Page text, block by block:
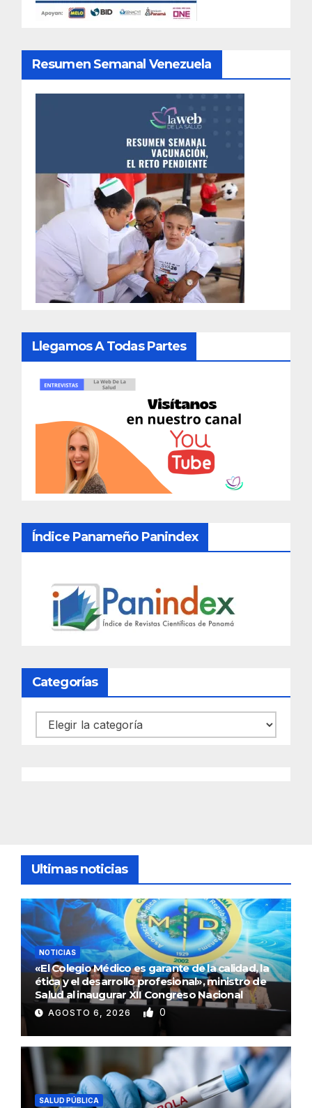
Resumen Semanal Venezuela
Llegamos A Todas Partes
Índice Panameño Panindex
Categorías
Categorías
Ultimas noticias
NOTICIAS
«El Colegio Médico es garante de la calidad, la
ética y el desarrollo profesional», ministro de
Salud al inaugurar XII Congreso Nacional
AGOSTO 6, 2026 0
SALUD PÚBLICA